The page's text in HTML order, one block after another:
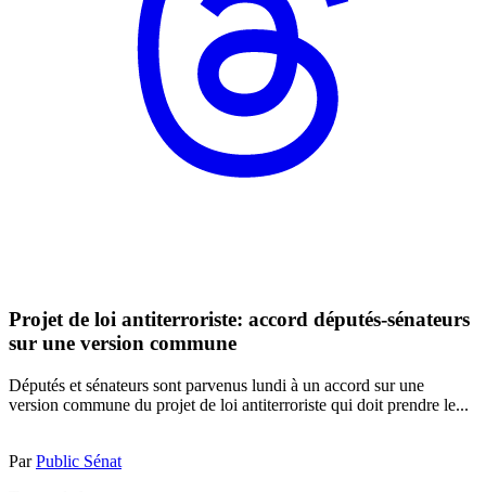
Projet de loi antiterroriste: accord députés-sénateurs
sur une version commune
Députés et sénateurs sont parvenus lundi à un accord sur une
version commune du projet de loi antiterroriste qui doit prendre le...
ParPublic Sénat